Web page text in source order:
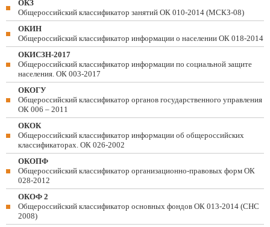
ОКЗ
Общероссийский классификатор занятий ОК 010-2014 (МСКЗ-08)
ОКИН
Общероссийский классификатор информации о населении ОК 018-2014
ОКИСЗН-2017
Общероссийский классификатор информации по социальной защите
населения. ОК 003-2017
ОКОГУ
Общероссийский классификатор органов государственного управления
ОК 006 – 2011
ОКОК
Общероссийский классификатор информации об общероссийских
классификаторах. ОК 026-2002
ОКОПФ
Общероссийский классификатор организационно-правовых форм ОК
028-2012
ОКОФ 2
Общероссийский классификатор основных фондов ОК 013-2014 (СНС
2008)